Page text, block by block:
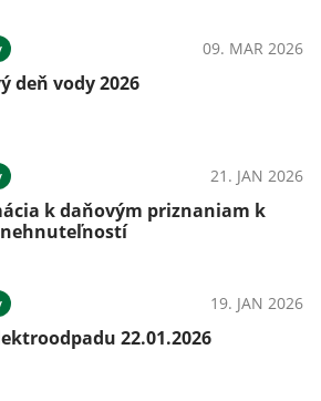
09. MAR 2026
deň vody 2026
21. JAN 2026
k daňovým priznaniam k
19. JAN 2026
22.01.2026